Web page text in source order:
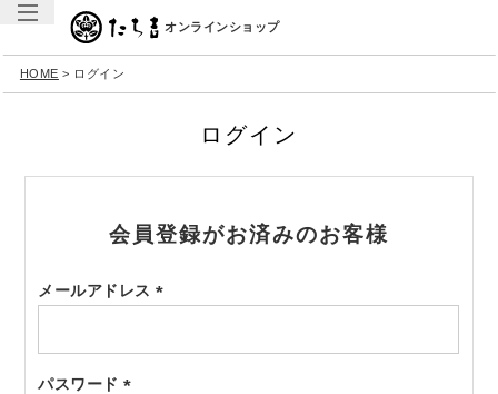
オンラインショップ
HOME ログイン
ログイン
会員登録がお済みのお客様
メールアドレス
須)
パスワード